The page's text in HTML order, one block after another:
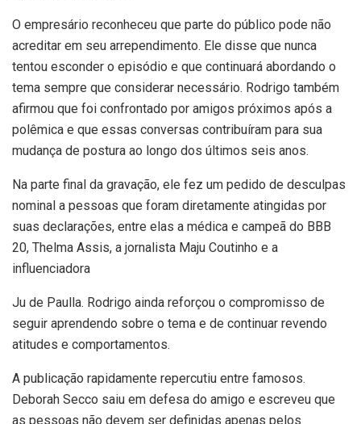
O empresário reconheceu que parte do público pode não
acreditar em seu arrependimento. Ele disse que nunca
tentou esconder o episódio e que continuará abordando o
tema sempre que considerar necessário. Rodrigo também
afirmou que foi confrontado por amigos próximos após a
polêmica e que essas conversas contribuíram para sua
mudança de postura ao longo dos últimos seis anos.
Na parte final da gravação, ele fez um pedido de desculpas
nominal a pessoas que foram diretamente atingidas por
suas declarações, entre elas a médica e campeã do BBB
20, Thelma Assis, a jornalista Maju Coutinho e a
influenciadora
Ju de Paulla. Rodrigo ainda reforçou o compromisso de
seguir aprendendo sobre o tema e de continuar revendo
atitudes e comportamentos.
A publicação rapidamente repercutiu entre famosos.
Deborah Secco saiu em defesa do amigo e escreveu que
as pessoas não devem ser definidas apenas pelos